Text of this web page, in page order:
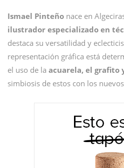
Ismael Pinteño nace en
ilustrador especializado en
destaca su versatilidad y
representación gráfica está
el uso de la acuarela, el grafito
simbiosis de estos con los